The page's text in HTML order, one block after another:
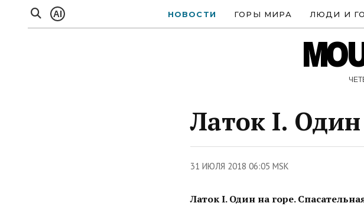
AI НОВОСТИ ГОРЫ МИРА ЛЮДИ И
Латок I. Один
31 ИЮЛЯ 2018 06:05 MSK
Латок I. Один на горе.